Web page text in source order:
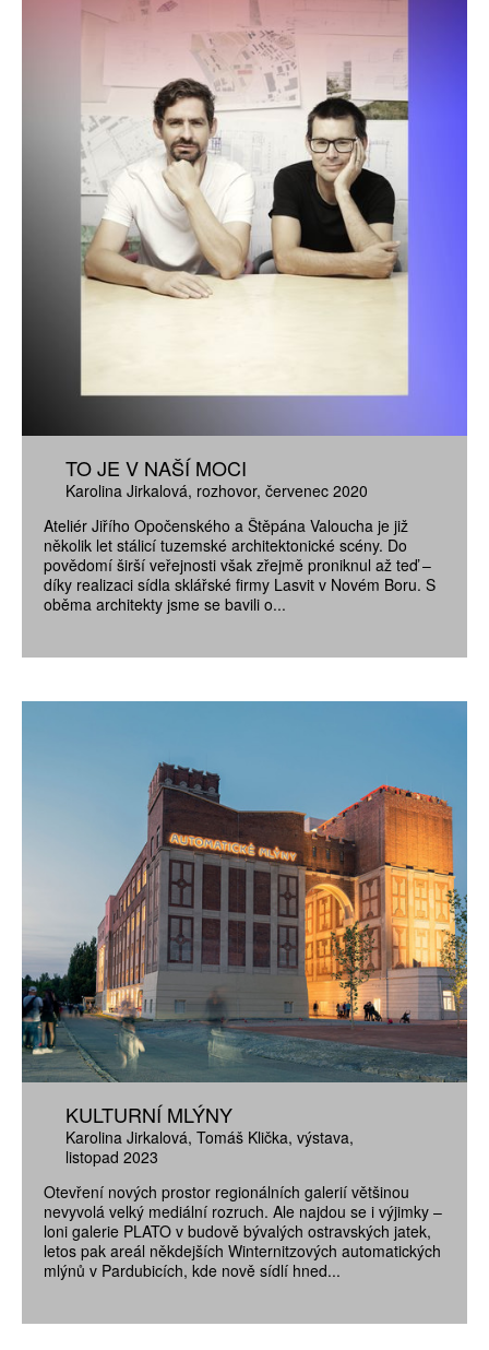
TO JE V NAŠÍ MOCI
Karolina Jirkalová rozhovor červenec 2020
Ateliér Jiřího Opočenského a Štěpána Valoucha je již
několik let stálicí tuzemské architektonické scény. Do
povědomí širší veřejnosti však zřejmě proniknul až teď –
díky realizaci sídla sklářské firmy Lasvit v Novém Boru. S
oběma architekty jsme se bavili o...
KULTURNÍ MLÝNY
Karolina Jirkalová Tomáš Klička výstava
listopad 2023
Otevření nových prostor regionálních galerií většinou
nevyvolá velký mediální rozruch. Ale najdou se i výjimky –
loni galerie PLATO v budově bývalých ostravských jatek,
letos pak areál někdejších Winternitzových automatických
mlýnů v Pardubicích, kde nově sídlí hned...